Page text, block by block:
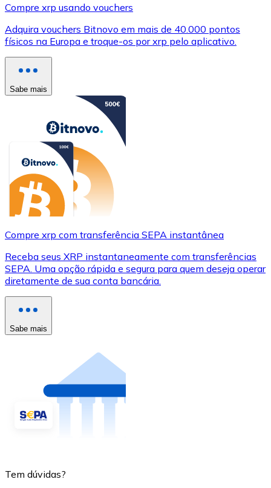
Compre xrp usando vouchers
Adquira vouchers Bitnovo em mais de 40.000 pontos
físicos na Europa e troque-os por xrp pelo aplicativo.
Sabe mais
Compre xrp com transferência SEPA instantânea
Receba seus XRP instantaneamente com transferências
SEPA. Uma opção rápida e segura para quem deseja operar
diretamente de sua conta bancária.
Sabe mais
Tem dúvidas?